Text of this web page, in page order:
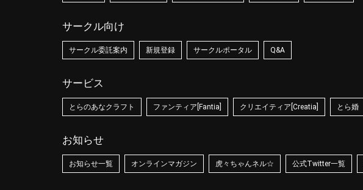
サークル向け
サークル委託案内 新規登録 サークルポータル Q&A
サービス
とらのあなクラフト ファンティア[Fantia] クリエイティア[Creatia] とら婚
お知らせ
お知らせ一覧 オンラインマガジン 虎々ちゃんネル☆ 公式Twitter一覧